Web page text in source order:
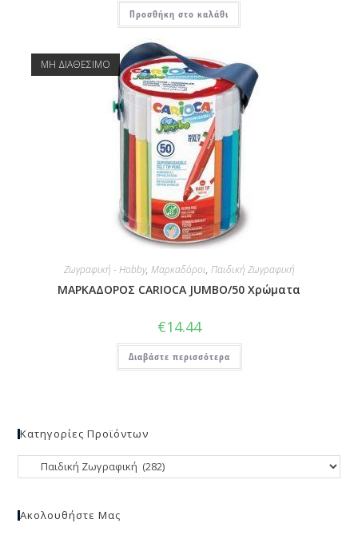
Προσθήκη στο καλάθι
ΜΗ ΔΙΑΘΕΣΙΜΟ
Ζωγραφική - Hobby, Μαρκαδόροι, Παιδική Ζωγραφική
ΜΑΡΚΑΔΟΡΟΣ CARIOCA JUMBO/50 Χρώματα
€14.44
Διαβάστε περισσότερα
Κατηγορίες Προϊόντων
Ακολουθήστε Μας